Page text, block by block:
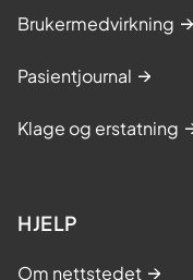
Brukermedvirkning
Pasientjournal
Klage og erstatning
HJELP
Om nettstedet